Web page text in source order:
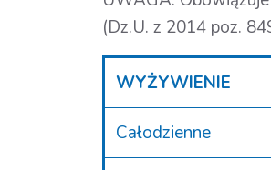
(Dz.U. z 2014 poz.
WYŻYWIENIE
Całodzienne